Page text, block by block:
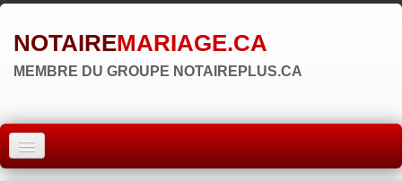
NOTAIREMARIAGE.CA
MEMBRE DU GROUPE NOTAIREPLUS.CA
ACCUEIL